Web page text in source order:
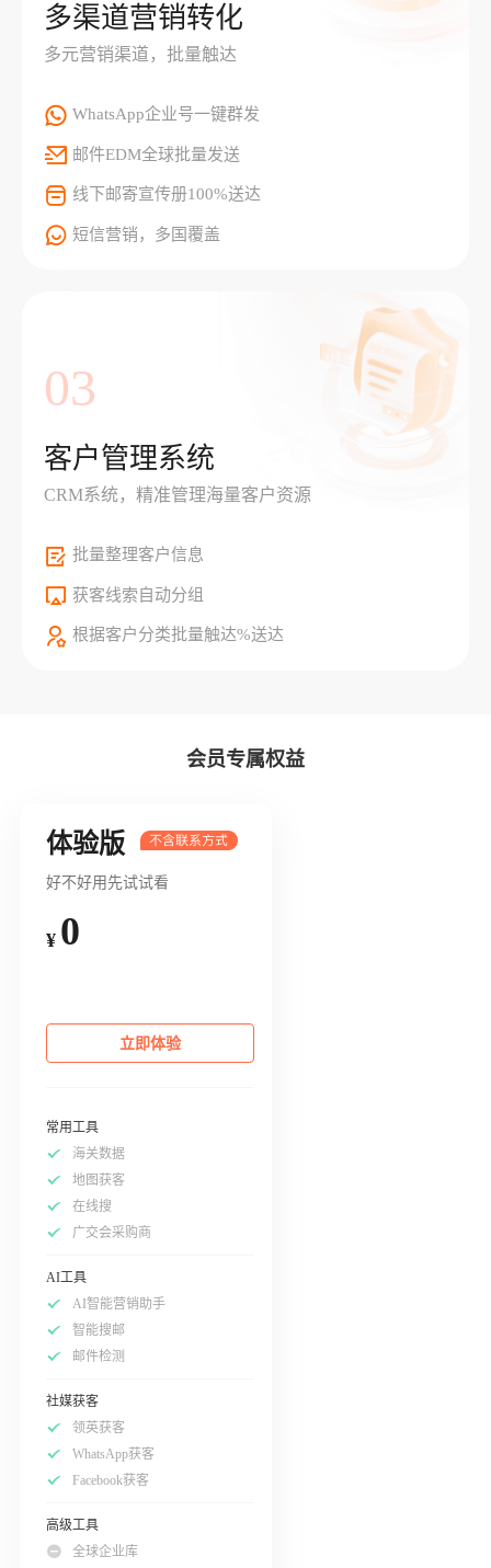
多渠道营销转化
多元营销渠道，批量触达
WhatsApp企业号一键群发
邮件EDM全球批量发送
线下邮寄宣传册100%送达
短信营销，多国覆盖
03
客户管理系统
CRM系统，精准管理海量客户资源
批量整理客户信息
获客线索自动分组
根据客户分类批量触达%送达
会员专属权益
体验版
好不好用先试试看
¥ 0
立即体验
常用工具
海关数据
地图获客
在线搜
广交会采购商
AI工具
AI智能营销助手
智能搜邮
邮件检测
社媒获客
领英获客
WhatsApp获客
Facebook获客
高级工具
全球企业库